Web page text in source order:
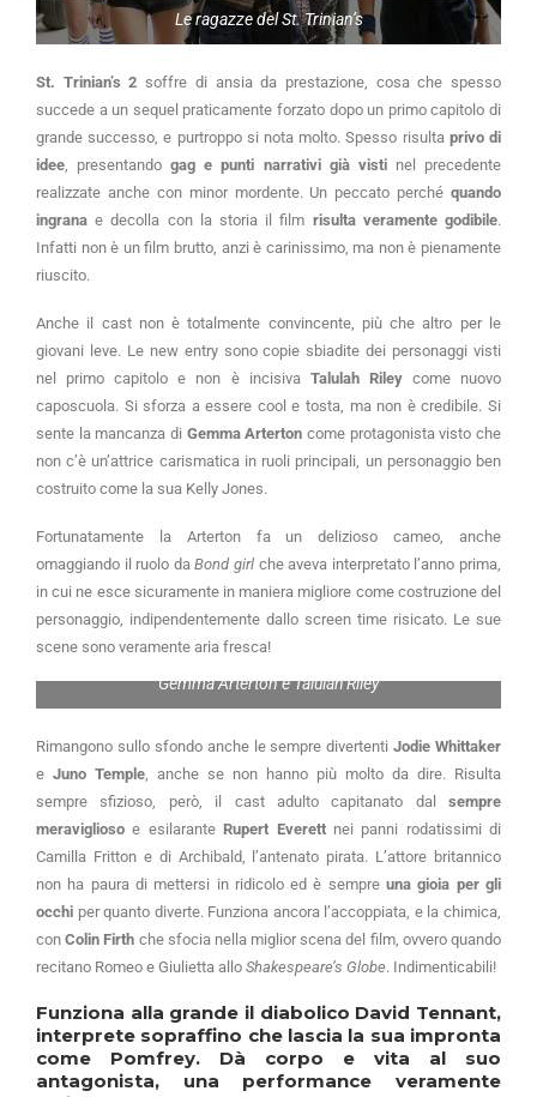
Le ragazze del St. Trinian’s
St. Trinian’s 2 soffre di ansia da prestazione, cosa che spesso
succede a un sequel praticamente forzato dopo un primo capitolo di
grande successo, e purtroppo si nota molto. Spesso risulta privo di
idee, presentandogag e punti narrativi già vistinel precedente
realizzate anche con minor mordente. Un peccato perché quando
ingrana e decolla con la storia il film risulta veramente godibile.
Infatti non è un film brutto, anzi è carinissimo, ma non è pienamente
riuscito.
Anche il cast non è totalmente convincente, più che altro per le
giovani leve. Le new entry sono copie sbiadite dei personaggi visti
nel primo capitolo e non è incisiva Talulah Rileycome nuovo
caposcuola. Si sforza a essere cool e tosta, ma non è credibile. Si
sente la mancanza di Gemma Arterton come protagonista visto che
non c’è un’attrice carismatica in ruoli principali, un personaggio ben
costruito come la sua Kelly Jones.
Fortunatamente la Arterton fa un delizioso cameo, anche
omaggiando il ruolo daBond girl che aveva interpretato l’anno prima,
in cui ne esce sicuramente in maniera migliore come costruzione del
personaggio, indipendentemente dallo screen time risicato. Le sue
scene sono veramente aria fresca!
Gemma Arterton e Talulah Riley
Rimangono sullo sfondo anche le sempre divertentiJodie Whittaker
e Juno Temple, anche se non hanno più molto da dire. Risulta
sempre sfizioso, però, il cast adulto capitanato dal sempre
meraviglioso e esilarante Rupert Everettnei panni rodatissimi di
Camilla Fritton e di Archibald, l’antenato pirata. L’attore britannico
non ha paura di mettersi in ridicolo ed è sempreuna gioia per gli
occhi per quanto diverte. Funziona ancora l’accoppiata, e la chimica,
conColin Firth che sfocia nella miglior scena del film, ovvero quando
recitano Romeo e Giulietta allo Shakespeare’s Globe. Indimenticabili!
Funziona alla grande il diabolico David Tennant,
interprete sopraffino che lascia la sua impronta
come Pomfrey. Dà corpo e vita al suo
antagonista, una performance veramente